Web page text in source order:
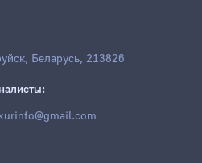
Беларусь, 213826